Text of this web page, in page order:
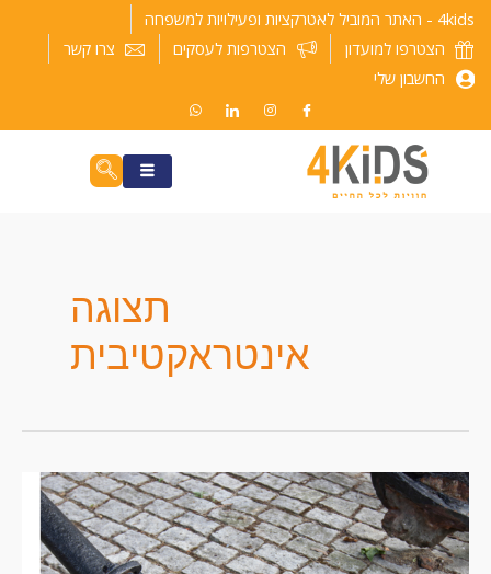
דילוג
לתוכן
4kids - האתר המוביל לאטרקציות ופעילויות למשפחה
הצטרפו למועדון
הצטרפות לעסקים
צרו קשר
החשבון שלי
תצוגה
אינטראקטיבית
מוזיאון
העפלה
–